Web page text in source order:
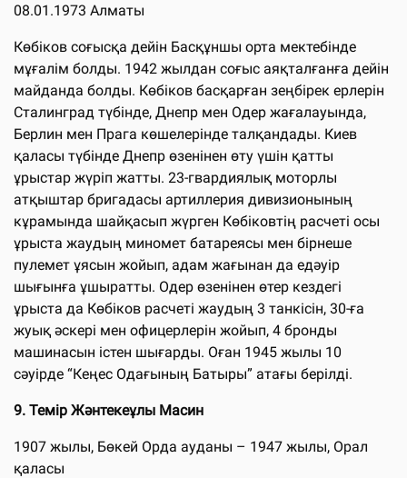
08.01.1973 Алматы
Көбіков соғысқа дейін Басқұншы орта мектебінде
мұғалім болды. 1942 жылдан соғыс аяқталғанға дейін
майданда болды. Көбіков басқарған зеңбірек ерлерін
Сталинград түбінде, Днепр мен Одер жағалауында,
Берлин мен Прага көшелерінде талқандады. Киев
қаласы түбінде Днепр өзенінен өту үшін қатты
ұрыстар жүріп жатты. 23-гвардиялық моторлы
атқыштар бригадасы артиллерия дивизионының
кұрамында шайқасып жүрген Көбіковтің расчеті осы
ұрыста жаудың миномет батареясы мен бірнеше
пулемет ұясын жойып, адам жағынан да едәуір
шығынға ұшыратты. Одер өзенінен өтер кездегі
ұрыста да Көбіков расчеті жаудың 3 танкісін, 30-ға
жуық әскері мен офицерлерін жойып, 4 бронды
машинасын істен шығарды. Оған 1945 жылы 10
сәуірде “Кеңес Одағының Батыры” атағы берілді.
9. Темір Жәнтекеұлы Масин
1907 жылы, Бөкей Орда ауданы – 1947 жылы, Орал
қаласы